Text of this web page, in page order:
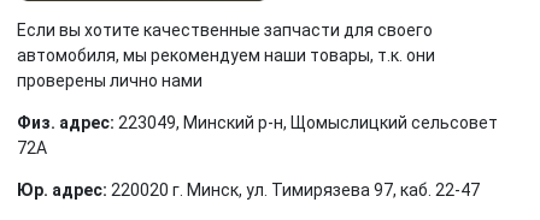
Если вы хотите качественные запчасти для своего
автомобиля, мы рекомендуем наши товары, т.к. они
проверены лично нами
Физ. адрес: 223049, Минский р-н, Щомыслицкий сельсовет
72А
Юр. адрес: 220020 г. Минск, ул. Тимирязева 97, каб. 22-47